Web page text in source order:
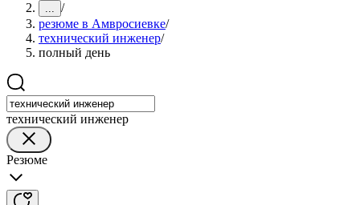
... /
резюме в Амвросиевке/
технический инженер/
полный день
технический инженер
Резюме